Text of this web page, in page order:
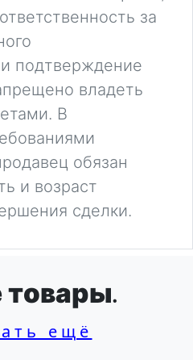
за
и подтверждение
владеть
В
обязан
и возраст
сделки.
ещё